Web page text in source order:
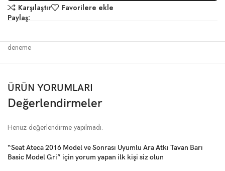
Karşılaştır
Favorilere ekle
Paylaş:
deneme
ÜRÜN YORUMLARI
Değerlendirmeler
Henüz değerlendirme yapılmadı.
“Seat Ateca 2016 Model ve Sonrası Uyumlu Ara Atkı Tavan Barı
Basic Model Gri” için yorum yapan ilk kişi siz olun